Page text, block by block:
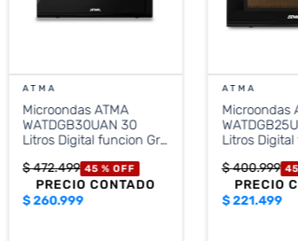
ATMA
Microondas ATMA
WATDGB30UAN 30
Litros Digital funcion Grill
$472.499 45 % OFF
PRECIO CONTADO
$260.999
ATMA
Microondas
Litros
$400.999
PRECIO
$221.499